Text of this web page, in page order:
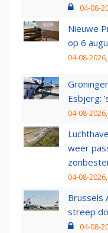
04-08-
Nieuwe
op 6
04-08-
Esbjerg:
04-08-
weer
04-08-
Brussels
streep
04-08-